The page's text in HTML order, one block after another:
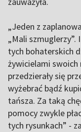
„Jeden z
„Mali szmuglerzy”.
tych bohaterskich
żywicielami swoich
przedzierały się
wyżebrać bądź
tańsza. Za taką
pomocy zwykle
tych rysunkach” -